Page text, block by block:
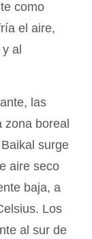
como
el aire,
al
las
boreal
surge
aire seco
baja, a
Los
al sur de